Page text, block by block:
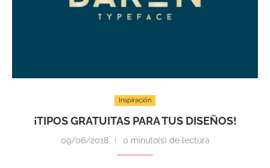
Inspiración
¡TIPOS GRATUITAS PARA TUS DISEÑOS!
09/06/2018 0 minuto(s) de lectura